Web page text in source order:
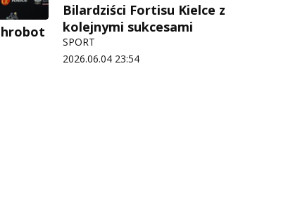
Bilardziści Fortisu Kielce z
kolejnymi sukcesami
SPORT
2026.06.04 23:54